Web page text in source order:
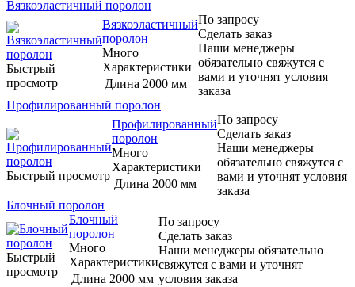
Вязкоэластичный поролон
Быстрый
просмотр
Вязкоэластичный
поролон
Много
Характеристики
Длина 2000 мм
По запросу
Сделать заказ
Наши менеджеры
обязательно свяжутся с
вами и уточнят условия
заказа
Профилированный поролон
Быстрый просмотр
Профилированный
поролон
Много
Характеристики
Длина 2000 мм
По запросу
Сделать заказ
Наши менеджеры
обязательно свяжутся с
вами и уточнят условия
заказа
Блочный поролон
Быстрый
просмотр
Блочный
поролон
Много
Характеристики
Длина 2000 мм
По запросу
Сделать заказ
Наши менеджеры обязательно
свяжутся с вами и уточнят
условия заказа